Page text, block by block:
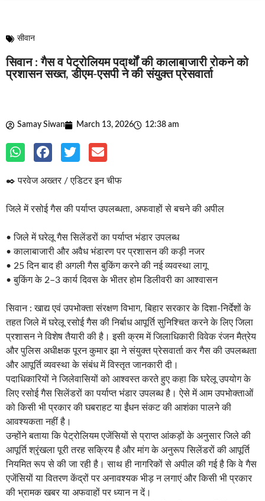
सीवान
सिवान : गैस व पेट्रोलियम पदार्थों की कालाबाजारी रोकने को
प्रशासन सख्त, डीएम-एसपी ने की संयुक्त प्रेसवार्ता
Samay Siwan March 13, 2026 12:38 am
✒️ परवेज अख्तर / एडिटर इन चीफ
जिले में रसोई गैस की पर्याप्त उपलब्धता, अफवाहों से बचने की अपील
• जिले में घरेलू गैस सिलेंडरों का पर्याप्त भंडार उपलब्ध
• कालाबाजारी और अवैध भंडारण पर प्रशासन की कड़ी नजर
• 25 दिन बाद ही अगली गैस बुकिंग करने की नई व्यवस्था लागू
• बुकिंग के 2–3 कार्य दिवस के भीतर होम डिलीवरी का आश्वासन
सिवान : खाद्य एवं उपभोक्ता संरक्षण विभाग, बिहार सरकार के दिशा-निर्देशों के
तहत जिले में घरेलू रसोई गैस की निर्बाध आपूर्ति सुनिश्चित करने के लिए जिला
प्रशासन ने विशेष तैयारी की है। इसी क्रम में जिलाधिकारी विवेक रंजन मैत्रेय
और पुलिस अधीक्षक पूरन कुमार झा ने संयुक्त प्रेसवार्ता कर गैस की उपलब्धता
और आपूर्ति व्यवस्था के संबंध में विस्तृत जानकारी दी।
पदाधिकारियों ने जिलेवासियों को आश्वस्त करते हुए कहा कि घरेलू उपयोग के
लिए रसोई गैस सिलेंडरों का पर्याप्त भंडार उपलब्ध है। ऐसे में आम उपभोक्ताओं
को किसी भी प्रकार की घबराहट या ईंधन संकट की आशंका पालने की
आवश्यकता नहीं है।
उन्होंने बताया कि पेट्रोलियम एजेंसियों से प्राप्त आंकड़ों के अनुसार जिले की
आपूर्ति श्रृंखला पूरी तरह सक्रिय है और मांग के अनुरूप सिलेंडरों की आपूर्ति
नियमित रूप से की जा रही है। साथ ही नागरिकों से अपील की गई है कि वे गैस
एजेंसियों या वितरण केंद्रों पर अनावश्यक भीड़ न लगाएं और किसी भी प्रकार
की भ्रामक खबर या अफवाहों पर ध्यान न दें।